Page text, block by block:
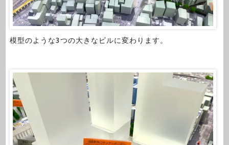
模型のような3つの大きなビルに変わります。